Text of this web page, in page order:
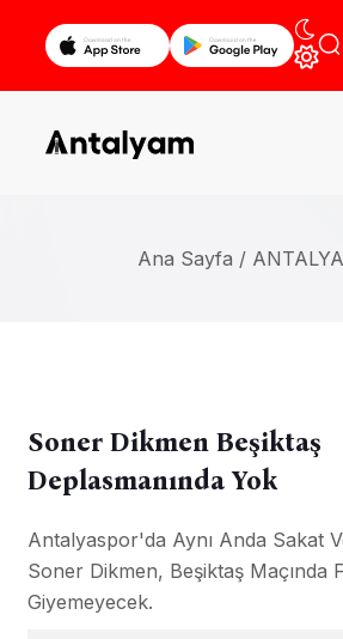
Ana Sayfa /
Soner Dikmen Beşiktaş
Deplasmanında Yok
Antalyaspor'da Aynı Anda Sakat
Soner Dikmen, Beşiktaş Maçında
Giyemeyecek.